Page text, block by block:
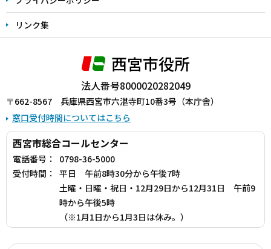
リンク集
西宮市役所
法人番号8000020282049
〒662-8567 兵庫県西宮市六湛寺町10番3号（本庁舎）
窓口受付時間についてはこちら
西宮市総合コールセンター
電話番号：
0798-36-5000
受付時間：
平日 午前8時30分から午後7時
土曜・日曜・祝日・12月29日から12月31日 午前9
時から午後5時
（※1月1日から1月3日は休み。）